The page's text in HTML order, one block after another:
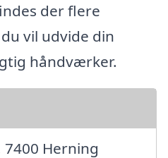
der flere
vil udvide din
håndværker.
Herning